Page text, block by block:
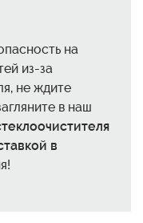
на
из-за
не ждите
в наш
в